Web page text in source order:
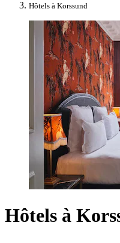
Hôtels à Korssund
Hôtels à